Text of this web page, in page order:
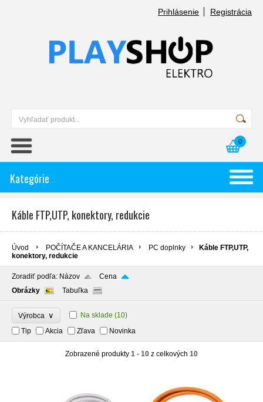
Prihlásenie Registrácia
0
Kategórie
Káble FTP,UTP, konektory, redukcie
Úvod POČÍTAČE A KANCELÁRIA PC doplnky
Káble FTP,UTP,
konektory, redukcie
Zoradiť podľa: Názov
Cena
Obrázky
Tabuľka
Výrobca ∨ Na sklade (10)
Tip
Akcia Zľava Novinka
Zobrazené produkty 1 - 10 z celkových 10